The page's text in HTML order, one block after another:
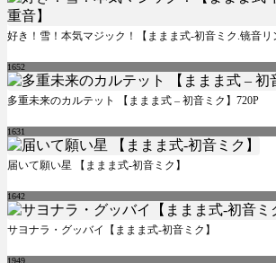
好き！雪！本気マジック！【ままま式-初音ミク.镜音リ
1652
多重未来のカルテット 【ままま式 – 初音ミク】720P
1631
届いて願い星 【ままま式-初音ミク】
1642
サヨナラ・グッバイ【ままま式-初音ミク】
1949